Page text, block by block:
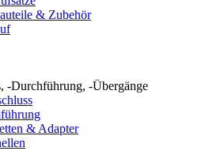
& Zubehör
-Durchführung, -Übergänge
& Adapter